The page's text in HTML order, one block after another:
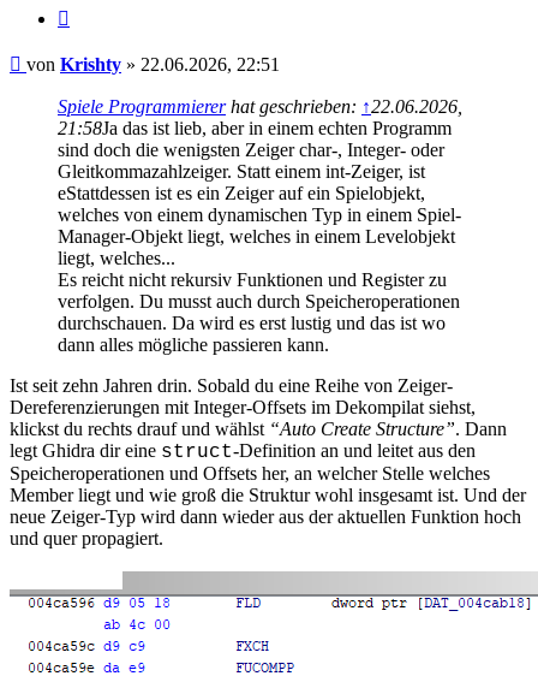
Beitrag
von Krishty » 22.06.2026, 22:51
Spiele Programmiererhat geschrieben: ↑22.06.2026,
21:58Ja das ist lieb, aber in einem echten Programm
sind doch die wenigsten Zeiger char-, Integer- oder
Gleitkommazahlzeiger. Statt einem int-Zeiger, ist
eStattdessen ist es ein Zeiger auf ein Spielobjekt,
welches von einem dynamischen Typ in einem Spiel-
Manager-Objekt liegt, welches in einem Levelobjekt
liegt, welches...
Es reicht nicht rekursiv Funktionen und Register zu
verfolgen. Du musst auch durch Speicheroperationen
durchschauen. Da wird es erst lustig und das ist wo
dann alles mögliche passieren kann.
Ist seit zehn Jahren drin. Sobald du eine Reihe von Zeiger-
Dereferenzierungen mit Integer-Offsets im Dekompilat siehst,
klickst du rechts drauf und wählst “Auto Create Structure”. Dann
legt Ghidra dir eine struct-Definition an und leitet aus den
Speicheroperationen und Offsets her, an welcher Stelle welches
Member liegt und wie groß die Struktur wohl insgesamt ist. Und der
neue Zeiger-Typ wird dann wieder aus der aktuellen Funktion hoch
und quer propagiert.